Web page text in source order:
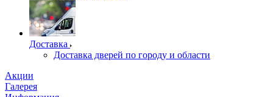
Доставка
Доставка дверей по городу и области
Акции
Галерея